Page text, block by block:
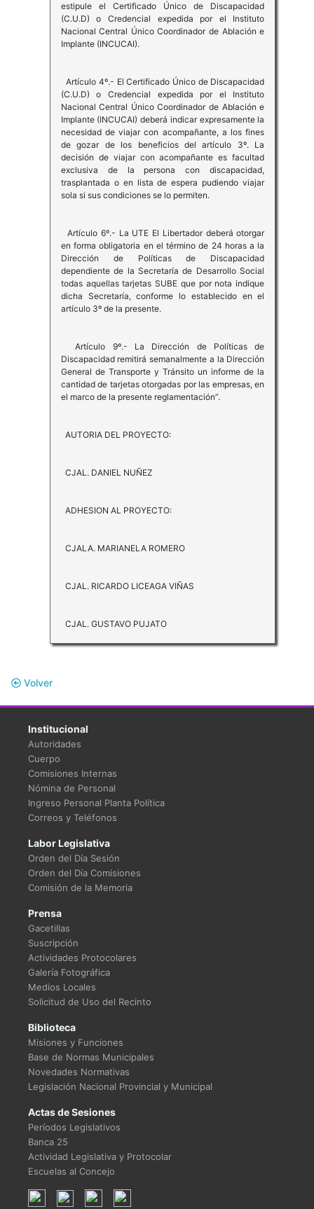
estipule el Certificado Único de Discapacidad
(C.U.D) o Credencial expedida por el Instituto
Nacional Central Único Coordinador de Ablación e
Implante (INCUCAI).
Artículo 4º.- El Certificado Único de Discapacidad
(C.U.D) o Credencial expedida por el Instituto
Nacional Central Único Coordinador de Ablación e
Implante (INCUCAI) deberá indicar expresamente la
necesidad de viajar con acompañante, a los fines
de gozar de los beneficios del artículo 3º. La
decisión de viajar con acompañante es facultad
exclusiva de la persona con discapacidad,
trasplantada o en lista de espera pudiendo viajar
sola si sus condiciones se lo permiten.
Artículo 6º.- La UTE El Libertador deberá otorgar
en forma obligatoria en el término de 24 horas a la
Dirección de Políticas de Discapacidad
dependiente de la Secretaría de Desarrollo Social
todas aquellas tarjetas SUBE que por nota indique
dicha Secretaría, conforme lo establecido en el
artículo 3º de la presente.
Artículo 9º.- La Dirección de Políticas de
Discapacidad remitirá semanalmente a la Dirección
General de Transporte y Tránsito un informe de la
cantidad de tarjetas otorgadas por las empresas, en
el marco de la presente reglamentación”.
AUTORIA DEL PROYECTO:
CJAL. DANIEL NUÑEZ
ADHESION AL PROYECTO:
CJALA. MARIANELA ROMERO
CJAL. RICARDO LICEAGA VIÑAS
CJAL. GUSTAVO PUJATO
Volver
Institucional
Autoridades
Cuerpo
Comisiones Internas
Nómina de Personal
Ingreso Personal Planta Política
Correos y Teléfonos
Labor Legislativa
Orden del Día Sesión
Orden del Día Comisiones
Comisión de la Memoria
Prensa
Gacetillas
Suscripción
Actividades Protocolares
Galería Fotográfica
Medios Locales
Solicitud de Uso del Recinto
Biblioteca
Misiones y Funciones
Base de Normas Municipales
Novedades Normativas
Legislación Nacional Provincial y Municipal
Actas de Sesiones
Períodos Legislativos
Banca 25
Actividad Legislativa y Protocolar
Escuelas al Concejo